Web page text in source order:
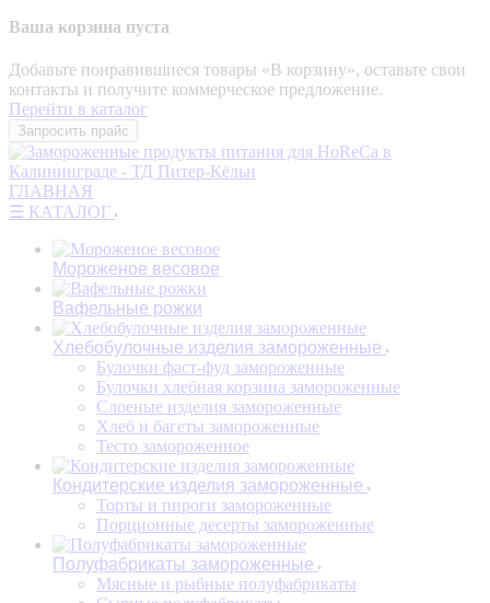
Ваша корзина пуста
Добавьте понравившиеся товары «‎В корзину»‎, оставьте свои
контакты и получите коммерческое предложение.
Перейти в каталог
Запросить прайс
ГЛАВНАЯ
☰ КАТАЛОГ
Мороженое весовое
Вафельные рожки
Хлебобулочные изделия замороженные
Булочки фаст-фуд замороженные
Булочки хлебная корзина замороженные
Слоеные изделия замороженные
Хлеб и багеты замороженные
Тесто замороженное
Кондитерские изделия замороженные
Торты и пироги замороженные
Порционные десерты замороженные
Полуфабрикаты замороженные
Мясные и рыбные полуфабрикаты